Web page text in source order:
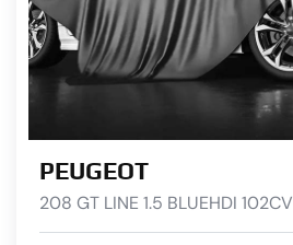
PEUGEOT
208 GT LINE 1.5 BLUEHDI 102CV